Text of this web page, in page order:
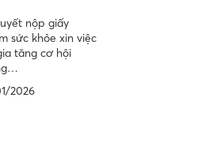
nộp giấy
sức khỏe xin việc
tăng cơ hội
2026